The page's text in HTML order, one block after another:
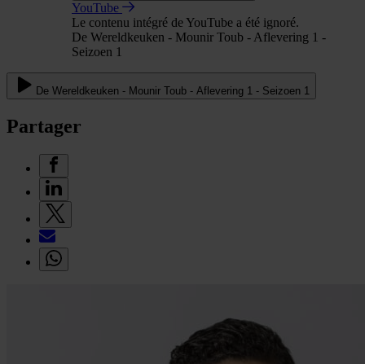
YouTube
Le contenu intégré de YouTube a été ignoré.
De Wereldkeuken - Mounir Toub - Aflevering 1 -
Seizoen 1
De Wereldkeuken - Mounir Toub - Aflevering 1 - Seizoen 1
Partager